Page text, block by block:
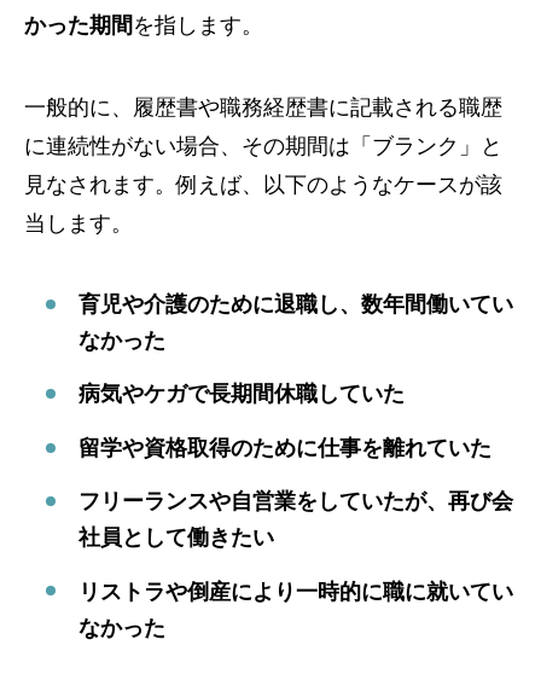
かった期間 を指します。
一般的に、履歴書や職務経歴書に記載される職歴
に連続性がない場合、その期間は「ブランク」と
見なされます。例えば、以下のようなケースが該
当します。
育児や介護のために退職し、数年間働いてい
なかった
病気やケガで長期間休職していた
留学や資格取得のために仕事を離れていた
フリーランスや自営業をしていたが、再び会
社員として働きたい
リストラや倒産により一時的に職に就いてい
なかった